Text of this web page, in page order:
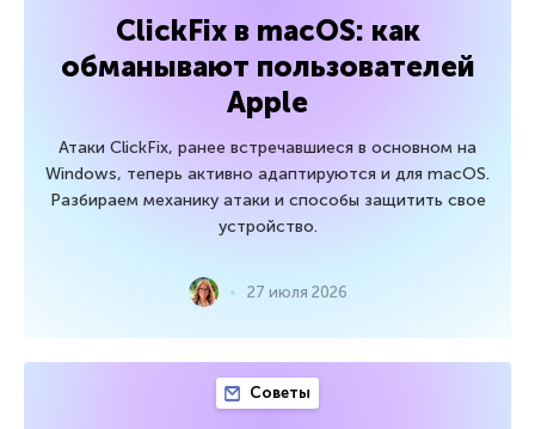
ClickFix в macOS: как
обманывают пользователей
Apple
Атаки ClickFix, ранее встречавшиеся в основном на
Windows, теперь активно адаптируются и для macOS.
Разбираем механику атаки и способы защитить свое
устройство.
27 июля 2026
Советы